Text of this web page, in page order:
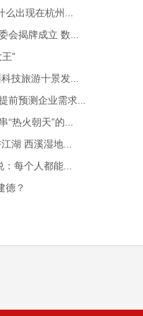
么出现在杭州...
会揭牌成立 数...
”
技旅游十景发...
前预测企业需求...
热火朝天”的...
湖 西溪湿地...
每个人都能...
德？